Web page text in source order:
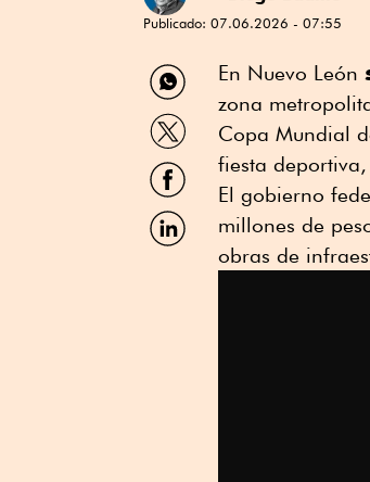
Publicado: 07.06.2026 - 07:55
Compartir
por
WhatsApp
Compartir
por
Twitter
Compartir
por
Facebook
Compartir
por
En Nuevo León
zona
Copa Mundial
fiesta
El gobierno
millones de
obras de